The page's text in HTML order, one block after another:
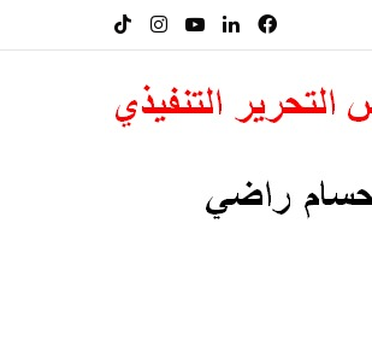
فيسبوكلينكدإن‫YouTube
انستقرام